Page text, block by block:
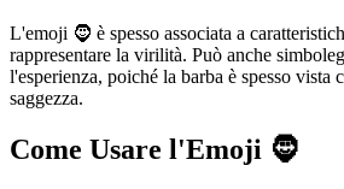
L'emoji 🧔 è spesso associata a
rappresentare la virilità. Può anche
l'esperienza, poiché la barba è spesso vista
saggezza.
Come Usare l'Emoji 🧔